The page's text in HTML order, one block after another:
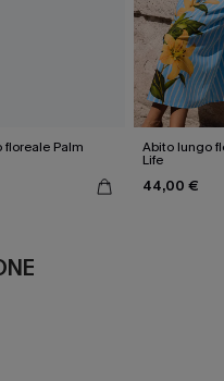
floreale Palm Abito lungo
Life
44,00 €